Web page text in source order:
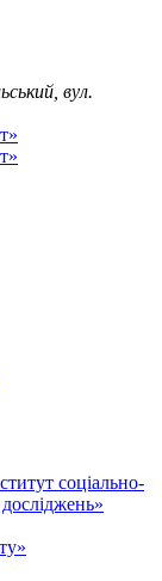
вул.
соціально-